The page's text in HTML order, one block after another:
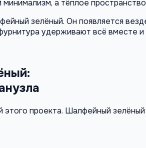
а тёплое
зелёный. Он появляется
удерживают всё вместе и
этого проекта. Шалфейный